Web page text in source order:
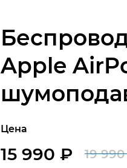
Apple
Цена
19
15 990 ₽